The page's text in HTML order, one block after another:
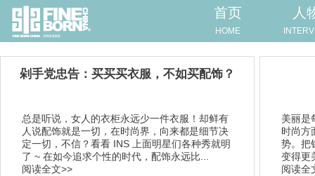
首页
HOME
人
剁手党忠告：买买买衣服，不如买配饰？
总是听说，女人的衣柜永远少一件衣服！却鲜有
人说配饰就是一切，在时尚界，向来都是细节决
定一切，不信？看看 INS 上面明星们各种秀就明
了 ~ 在如今追求个性的时代，配饰永远比...
阅读全文>>
美丽是
时尚方
势。把
变得更
阅读全